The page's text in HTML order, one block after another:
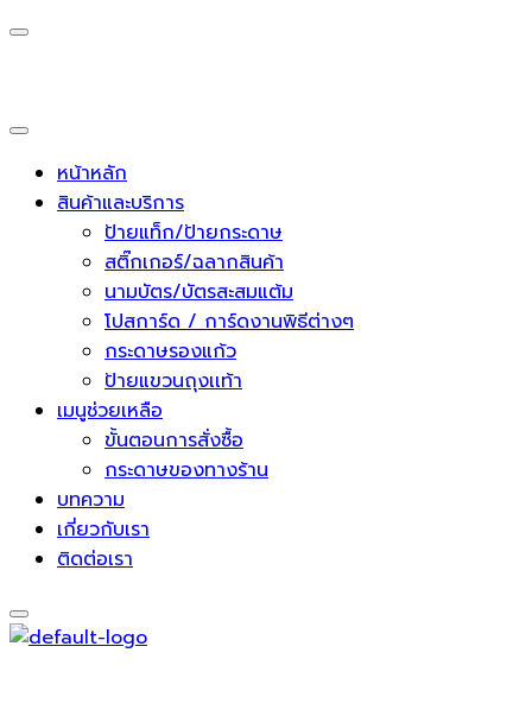
หน้าหลัก
สินค้าและบริการ
ป้ายแท็ก/ป้ายกระดาษ
สติ๊กเกอร์/ฉลากสินค้า
นามบัตร/บัตรสะสมแต้ม
โปสการ์ด / การ์ดงานพิธีต่างๆ
กระดาษรองแก้ว
ป้ายแขวนถุงเเท้า
เมนูช่วยเหลือ
ขั้นตอนการสั่งซื้อ
กระดาษของทางร้าน
บทความ
เกี่ยวกับเรา
ติดต่อเรา